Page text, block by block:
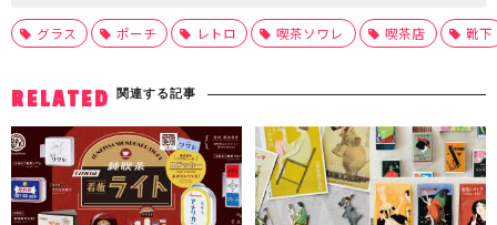
グラス ポーチ レトロ 喫茶ソワレ 喫茶店 靴下
RELATED 関連する記事